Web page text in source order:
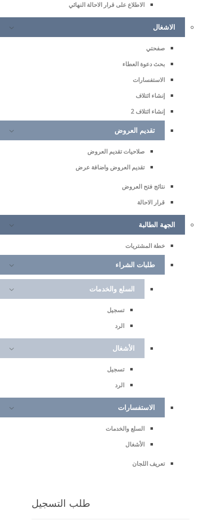
الاطلاع على قرار الاحالة النهائي
الاشغال
صفحتي
بحث دعوة العطاء
الاستفسارات
إنشاء ائتلاف
إنشاء ائتلاف 2
تقديم العروض
صلاحيات تقديم العروض
تقديم العروض واضافة عرض
نتائج فتح العروض
قرار الاحالة
الجهة الطالبة
خطة المشتريات
طلبات الشراء
السلع والخدمات
تسجيل
الرد
الأشغال
تسجيل
الرد
الاستفسارات
السلع والخدمات
الأشغال
تعريف اللجان
طلب التسجيل